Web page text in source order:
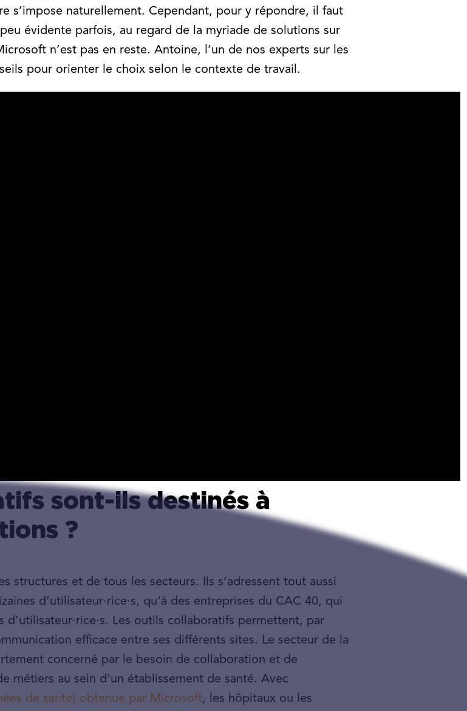
s’impose naturellement. Cependant, pour y répondre, il faut
évidente parfois, au regard de la myriade de solutions sur
n’est pas en reste. Antoine, l’un de nos experts sur les
pour orienter le choix selon le contexte de travail.
sont-ils destinés à
?
structures et de tous les secteurs. Ils s’adressent tout aussi
d’utilisateur·rice·s, qu’à des entreprises du CAC 40, qui
Les outils collaboratifs permettent, par
efficace entre ses différents sites. Le secteur de la
concerné par le besoin de collaboration et de
métiers au sein d’un établissement de santé. Avec
de santé) obtenue par Microsoft, les hôpitaux ou les